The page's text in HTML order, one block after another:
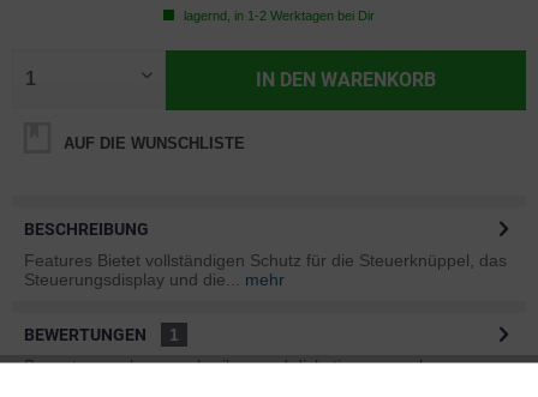
lagernd, in 1-2 Werktagen bei Dir
IN DEN WARENKORB
AUF DIE WUNSCHLISTE
BESCHREIBUNG
Features Bietet vollständigen Schutz für die Steuerknüppel, das
Steuerungsdisplay und die...
mehr
BEWERTUNGEN
1
Bewertungen lesen, schreiben und diskutieren...mehr